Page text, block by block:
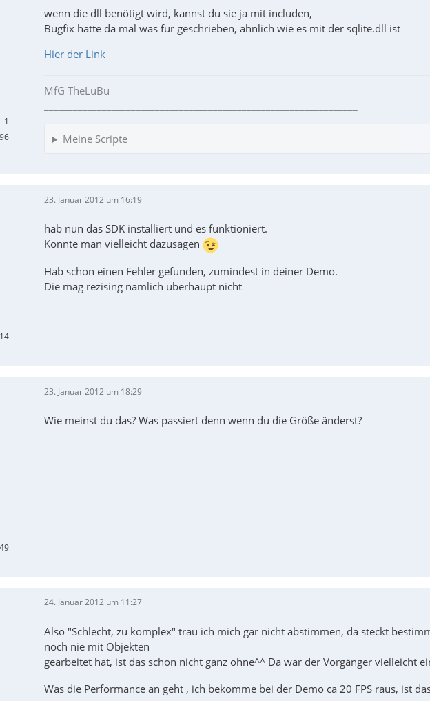
1
wenn die dll benötigt wird, kannst du sie ja mit includen,
Bugfix hatte da mal was für geschrieben, ähnlich wie es mit der sqlite.dll ist
Hier der Link
MfG TheLuBu
Meine Scripte
14
23. Januar 2012 um 16:19
hab nun das SDK installiert und es funktioniert.
Könnte man vielleicht dazusagen
Hab schon einen Fehler gefunden, zumindest in deiner Demo.
Die mag rezising nämlich überhaupt nicht
23. Januar 2012 um 18:29
Wie meinst du das? Was passiert denn wenn du die Größe änderst?
24. Januar 2012 um 11:27
Also "Schlecht, zu komplex" trau ich mich gar nicht abstimmen, da steckt
noch nie mit Objekten
gearbeitet hat, ist das schon nicht ganz ohne^^ Da war der Vorgänger vielleicht
Was die Performance an geht , ich bekomme bei der Demo ca 20 FPS raus, ist